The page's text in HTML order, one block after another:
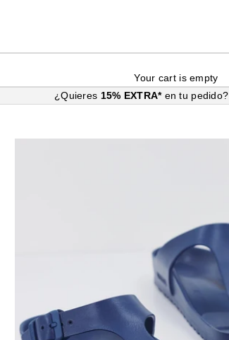
Your cart is empty
¿Quieres 15% EXTRA* en tu pedido?